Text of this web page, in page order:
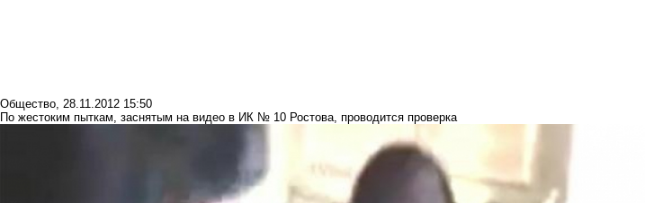
Общество, 28.11.2012 15:50
По жестоким пыткам, заснятым на видео в ИК № 10 Ростова, проводится проверка